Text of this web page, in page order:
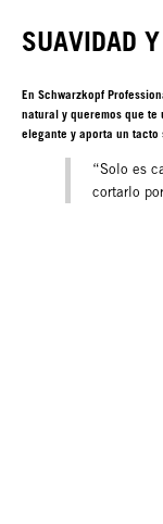
SUAVIDAD
En Schwarzkopf
natural y queremos que
elegante y aporta un tacto
“Solo es
cortarlo